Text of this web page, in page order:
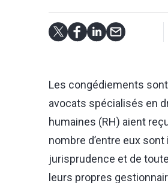
Les congédiements
avocats spécialisés en
humaines (RH) aient
nombre d’entre eux
jurisprudence et de
leurs propres